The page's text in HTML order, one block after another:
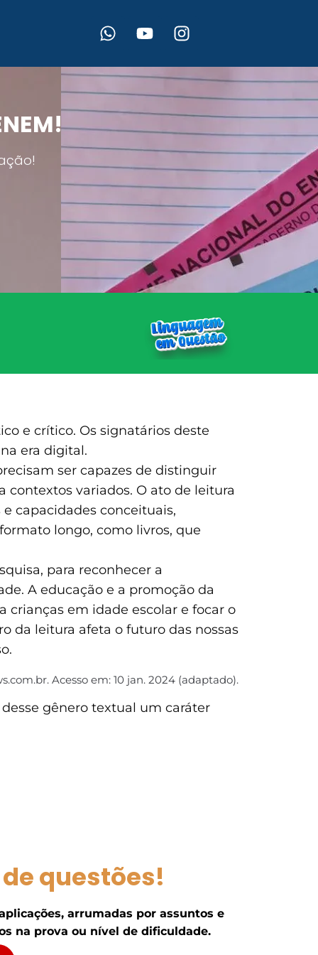
e crítico. Os signatários deste
era digital.
ser capazes de distinguir
variados. O ato de leitura
capacidades conceituais,
longo, como livros, que
para reconhecer a
A educação e a promoção da
crianças em idade escolar e focar o
da leitura afeta o futuro das nossas
Acesso em: 10 jan. 2024 (adaptado).
gênero textual um caráter
questões!
arrumadas por assuntos e
na prova ou nível de dificuldade.